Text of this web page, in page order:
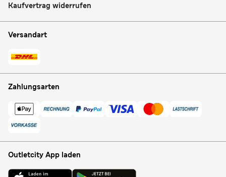
Kaufvertrag widerrufen
Versandart
Zahlungsarten
Outletcity App laden